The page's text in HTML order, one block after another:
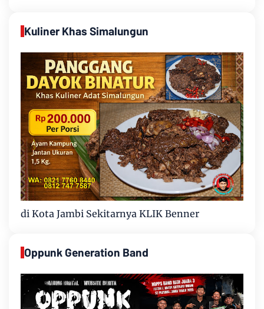
Kuliner Khas Simalungun
di Kota Jambi Sekitarnya KLIK Benner
Oppunk Generation Band